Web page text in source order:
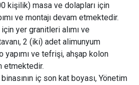
kişilik) masa ve dolapları için
ve montajı devam etmektedir.
yer granitleri alımı ve
2 (iki) adet alimunyum
yapımı ve tefrişi, ahşap kolon
etmektedir.
iç son kat boyası, Yönetim